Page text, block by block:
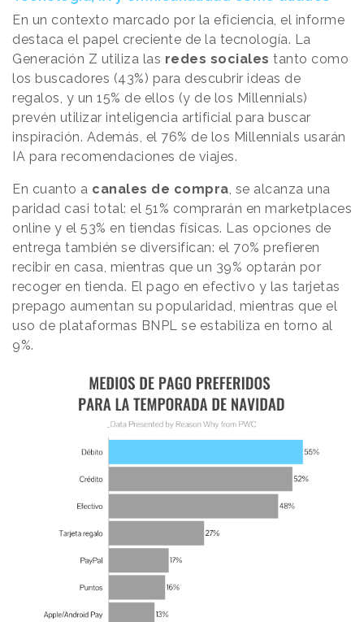
En un contexto marcado por la eficiencia, el informe
destaca el papel creciente de la tecnología. La
Generación Z utiliza las redes sociales tanto como
los buscadores (43%) para descubrir ideas de
regalos, y un 15% de ellos (y de los Millennials)
prevén utilizar inteligencia artificial para buscar
inspiración. Además, el 76% de los Millennials usarán
IA para recomendaciones de viajes.
En cuanto a canales de compra , se alcanza una
paridad casi total: el 51% comprarán en marketplaces
online y el 53% en tiendas físicas. Las opciones de
entrega también se diversifican: el 70% prefieren
recibir en casa, mientras que un 39% optarán por
recoger en tienda. El pago en efectivo y las tarjetas
prepago aumentan su popularidad, mientras que el
uso de plataformas BNPL se estabiliza en torno al
9%.